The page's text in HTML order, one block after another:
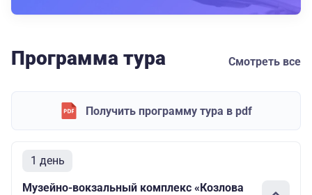
Программа тура Смотреть все
Получить программу тура в pdf
1 день
Музейно-вокзальный комплекс «Козлова